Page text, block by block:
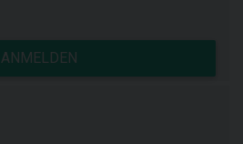
ANMELDEN